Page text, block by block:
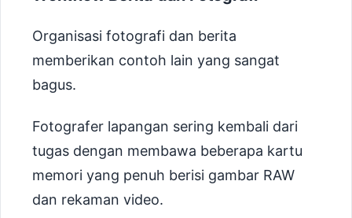
Organisasi fotografi dan berita
memberikan contoh lain yang sangat
bagus.
Fotografer lapangan sering kembali dari
tugas dengan membawa beberapa kartu
memori yang penuh berisi gambar RAW
dan rekaman video.